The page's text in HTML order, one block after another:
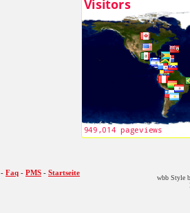
- Faq - PMS - Startseite
wbb Style